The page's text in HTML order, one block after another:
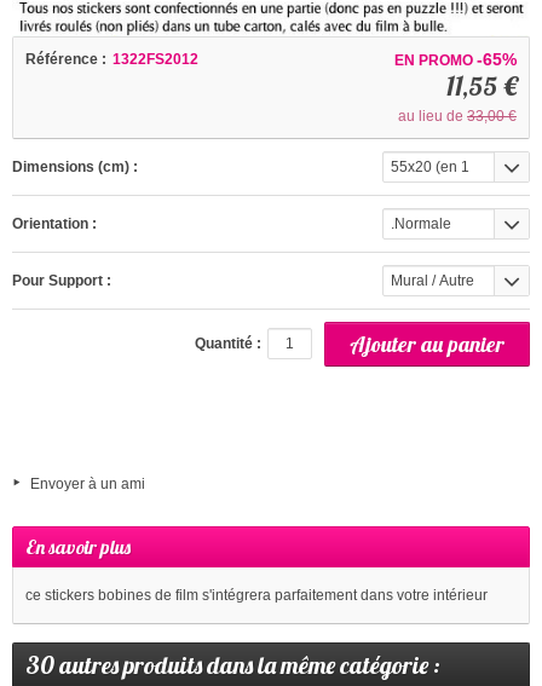
EN PROMO -65%
11,55 €
au lieu de 33,00 €
Référence : 1322FS2012
Dimensions (cm) :
55x20 (en 1
partie)
Orientation :
.Normale
Pour Support :
Mural / Autre
(interieur)
Quantité :
Envoyer à un ami
En savoir plus
ce stickers bobines de film s'intégrera parfaitement dans votre intérieur
30 autres produits dans la même catégorie :